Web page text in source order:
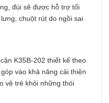
đùi sẽ được hỗ trợ tối
chuột rút do ngồi sai
K35B-202 thiết kế theo
vào khả năng cải thiện
vệ trẻ khỏi những thói